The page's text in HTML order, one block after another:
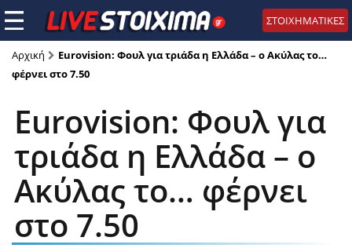
ΣΤΟΙΧΗΜΑΤΙΚΕΣ
Αρχική
Eurovision: Φουλ για τριάδα η Ελλάδα – o Ακύλας το…
φέρνει στο 7.50
Eurovision: Φουλ για
τριάδα η Ελλάδα – o
Ακύλας το… φέρνει
στο 7.50